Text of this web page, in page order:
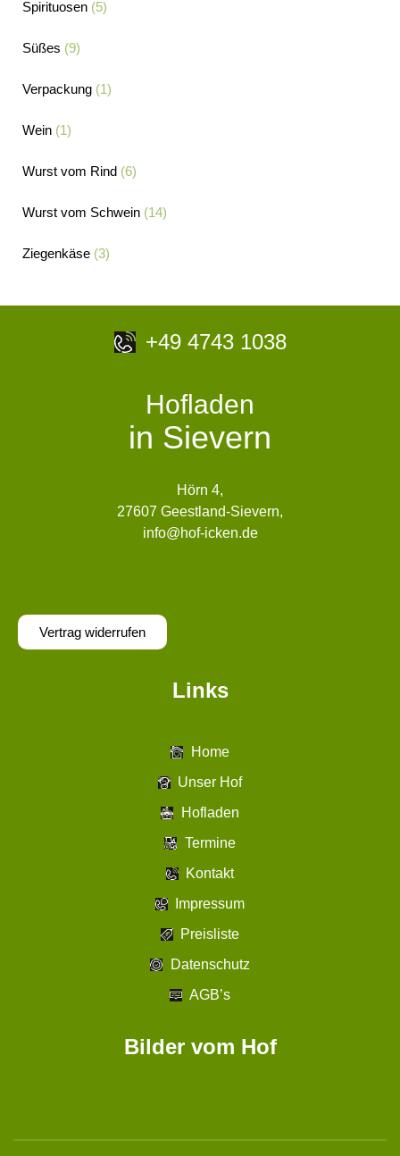
Spirituosen (5)
Süßes (9)
Verpackung (1)
Wein (1)
Wurst vom Rind (6)
Wurst vom Schwein (14)
Ziegenkäse (3)
+49 4743 1038
Hofladen
in Sievern
Hörn 4,
27607 Geestland-Sievern,
info@hof-icken.de
Vertrag widerrufen
Links
Home
Unser Hof
Hofladen
Termine
Kontakt
Impressum
Preisliste
Datenschutz
AGB’s
Bilder vom Hof